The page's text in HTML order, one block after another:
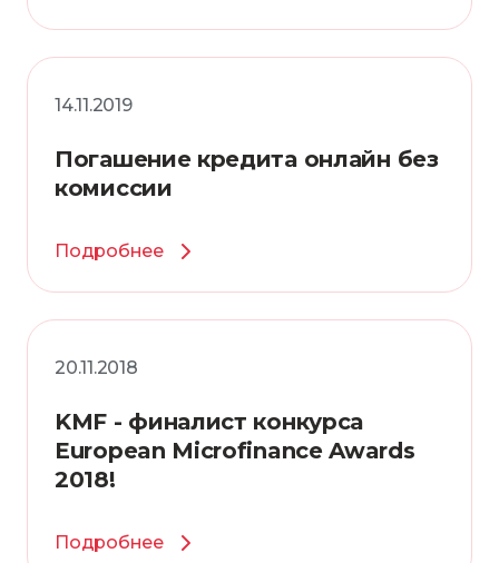
14.11.2019
Погашение кредита онлайн без
комиссии
Подробнее
20.11.2018
KMF - финалист конкурса
European Microfinance Awards
2018!
Подробнее